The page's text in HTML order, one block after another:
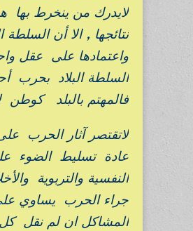
لايدرك من ينخرط بها
نتائجها , الا أن
واعتمادها على عقل
السلطة البلاد بحرب
فالمهتم بالبلد كوطن
لاتقتصر آثار الحرب
عادة تسليط الضوء
النفسية والتربوية
جراء الحرب يساوي
المشاكل ان لم نقل